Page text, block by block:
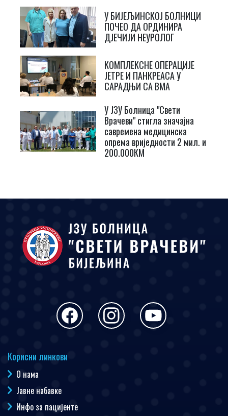
У БИЈЕЉИНСКОЈ БОЛНИЦИ
ПОЧЕО ДА ОРДИНИРА
ДЈЕЧИЈИ НЕУРОЛОГ
КОМПЛЕКСНЕ ОПЕРАЦИЈЕ
ЈЕТРЕ И ПАНКРЕАСА У
САРАДЊИ СА ВМА
У ЈЗУ Болница "Свети
Врачеви" стигла значајна
савремена медицинска
опрема вриједности 2 мил. и
200.000КМ
Корисни линкови
О нама
Јавне набавке
Инфо за пацијенте